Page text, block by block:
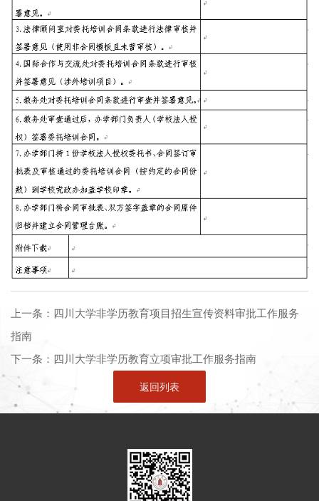
上一条： 四川大学非学历教育项目招生宣传资料审批工作服务
指南
下一条： 四川大学非学历教育立项审批工作服务指南
返回列表